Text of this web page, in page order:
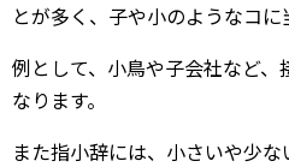
とが多く、子や小のようなコに
例として、小鳥や子会社など
なります。
また指小辞には、小さいや少